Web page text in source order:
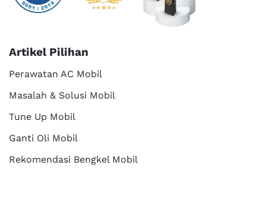
Artikel Pilihan
Perawatan AC Mobil
Masalah & Solusi Mobil
Tune Up Mobil
Ganti Oli Mobil
Rekomendasi Bengkel Mobil